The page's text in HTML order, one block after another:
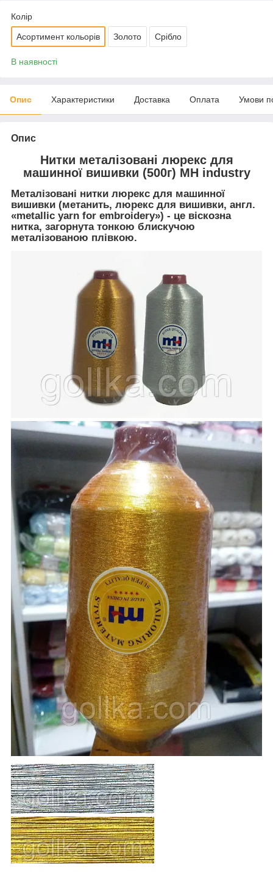
Колір
Асортимент кольорів Золото Срібло
В наявності
Опис Характеристики Доставка Оплата Умови
Опис
Нитки металізовані люрекс для
машинної вишивки (500г) MH industry
Металізовані нитки люрекс для машинної
вишивки (метанить, люрекс для вишивки, англ.
«metallic yarn for embroidery») - це віскозна
нитка, загорнута тонкою блискучою
металізованою плівкою.